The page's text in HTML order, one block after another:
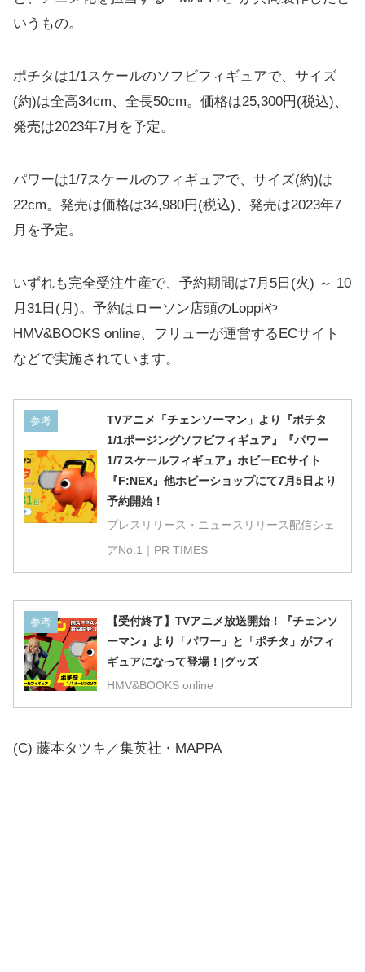
いうもの。
ポチタは1/1スケールのソフビフィギュアで、サイズ
(約)は全高34cm、全長50cm。価格は25,300円(税込)、
発売は2023年7月を予定。
パワーは1/7スケールのフィギュアで、サイズ(約)は
22cm。発売は価格は34,980円(税込)、発売は2023年7
月を予定。
いずれも完全受注生産で、予約期間は7月5日(火) ～ 10
月31日(月)。予約はローソン店頭のLoppiや
HMV&BOOKS online、フリューが運営するECサイト
などで実施されています。
参考
TVアニメ「チェンソーマン」より『ポチタ
1/1ポージングソフビフィギュア』『パワー
1/7スケールフィギュア』ホビーECサイト
『F:NEX』他ホビーショップにて7月5日より
予約開始！
プレスリリース・ニュースリリース配信シェ
アNo.1｜PR TIMES
参考
【受付終了】TVアニメ放送開始！『チェンソ
ーマン』より「パワー」と「ポチタ」がフィ
ギュアになって登場！|グッズ
HMV&BOOKS online
(C) 藤本タツキ／集英社・MAPPA